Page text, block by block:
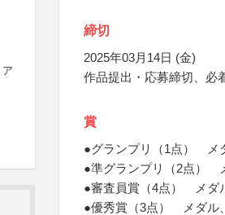
締切
2025年03月14日 (金)
作品提出・応募締切、必
賞
●グランプリ（1点） メ
●準グランプリ（2点）
●審査員賞（4点） メダ
●優秀賞（3点） メダル